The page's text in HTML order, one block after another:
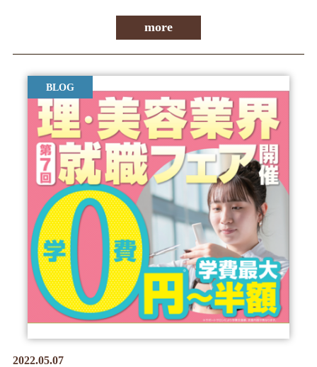
more
BLOG
2022.05.07